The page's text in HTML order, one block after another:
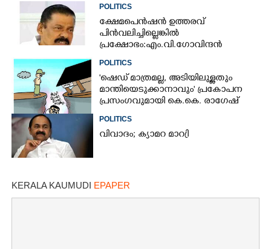
POLITICS
ക്ഷേമപെൻഷൻ ഉത്തരവ്
പിൻവലിച്ചില്ലെങ്കിൽ
പ്രക്ഷോഭം:എം.വി.ഗോവിന്ദൻ
POLITICS
'ഷെഡ് മാത്രമല്ല, അടിയിലുള്ളതും
മാന്തിയെടുക്കാനാവും' പ്രകോപന
പ്രസംഗവുമായി കെ.കെ. രാഗേഷ്
POLITICS
വിവാദം; ക്യാമറ മാറ്രി
KERALA KAUMUDI EPAPER